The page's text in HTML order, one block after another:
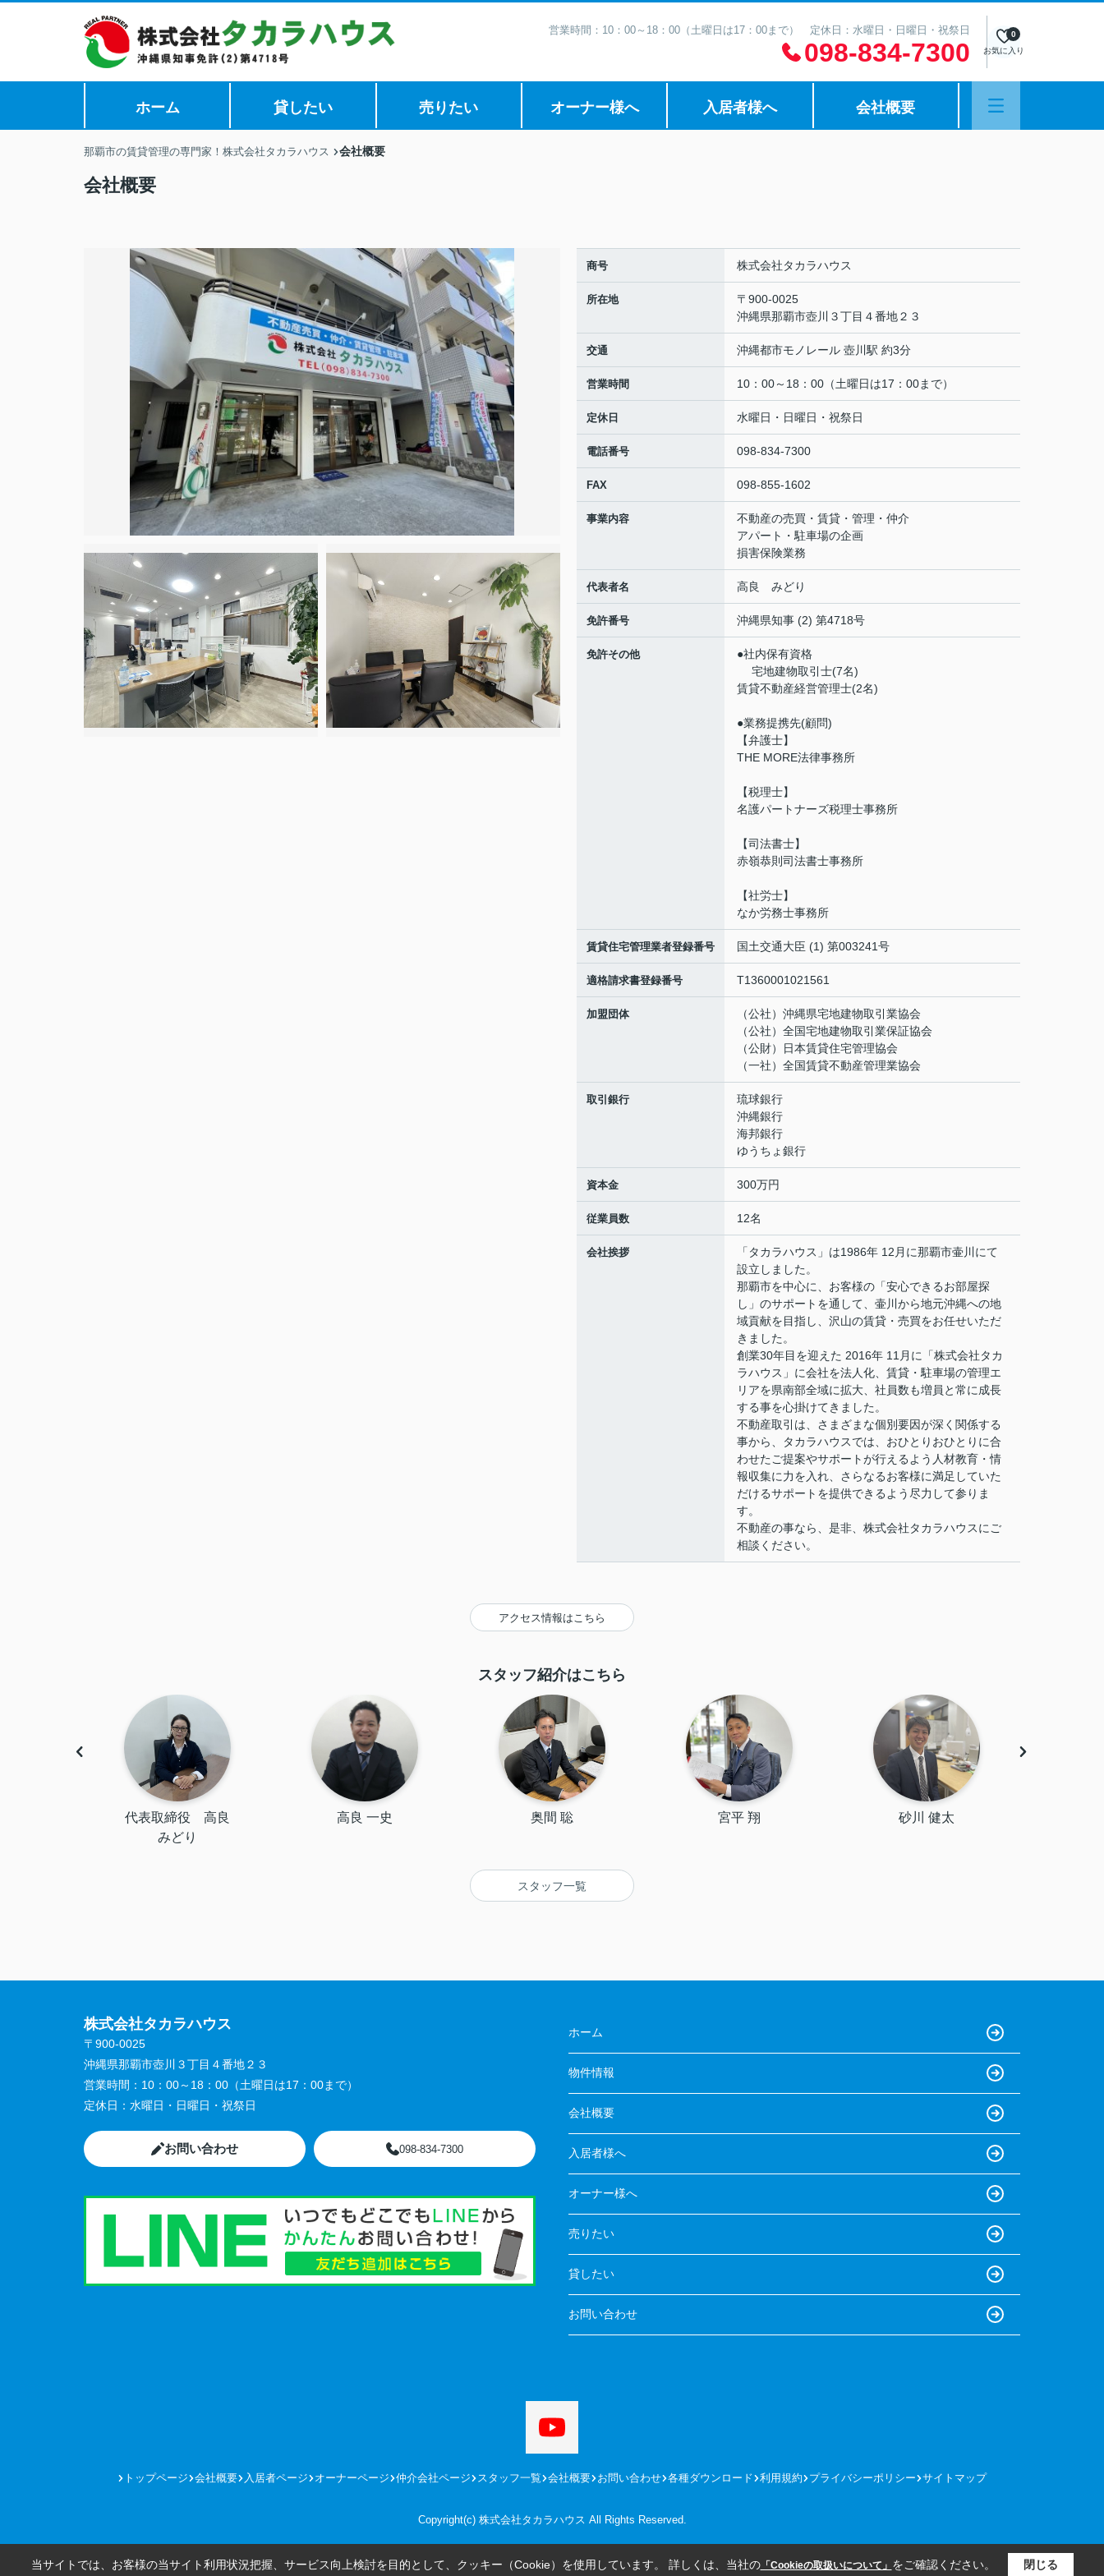
営業時間：10：00～18：00（土曜日は17：00まで） 定休日：水曜日・日曜日・祝祭日
098-834-7300 お気に入り
0
ホーム 貸したい 売りたい オーナー様へ 入居者様へ 会社概要
那覇市の賃貸管理の専門家！株式会社タカラハウス 会社概要
会社概要
商号 株式会社タカラハウス
所在地
〒900-0025
沖縄県那覇市壺川３丁目４番地２３
交通 沖縄都市モノレール 壺川駅 約3分
営業時間 10：00～18：00（土曜日は17：00まで）
定休日 水曜日・日曜日・祝祭日
電話番号 098-834-7300
FAX 098-855-1602
事業内容
不動産の売買・賃貸・管理・仲介
アパート・駐車場の企画
損害保険業務
代表者名 高良 みどり
免許番号 沖縄県知事 (2) 第4718号
免許その他
●社内保有資格
宅地建物取引士(7名)
賃貸不動産経営管理士(2名)
●業務提携先(顧問)
【弁護士】
THE MORE法律事務所
【税理士】
名護パートナーズ税理士事務所
【司法書士】
赤嶺恭則司法書士事務所
【社労士】
なか労務士事務所
賃貸住宅管理業者登録番号 国土交通大臣 (1) 第003241号
適格請求書登録番号 T1360001021561
加盟団体
（公社）沖縄県宅地建物取引業協会
（公社）全国宅地建物取引業保証協会
（公財）日本賃貸住宅管理協会
（一社）全国賃貸不動産管理業協会
取引銀行
琉球銀行
沖縄銀行
海邦銀行
ゆうちょ銀行
資本金 300万円
従業員数 12名
会社挨拶
「タカラハウス」は1986年 12月に那覇市壷川にて
設立しました。
那覇市を中心に、お客様の「安心できるお部屋探
し」のサポートを通して、壷川から地元沖縄への地
域貢献を目指し、沢山の賃貸・売買をお任せいただ
きました。
創業30年目を迎えた 2016年 11月に「株式会社タカ
ラハウス」に会社を法人化、賃貸・駐車場の管理エ
リアを県南部全域に拡大、社員数も増員と常に成長
する事を心掛けてきました。
不動産取引は、さまざまな個別要因が深く関係する
事から、タカラハウスでは、おひとりおひとりに合
わせたご提案やサポートが行えるよう人材教育・情
報収集に力を入れ、さらなるお客様に満足していた
だけるサポートを提供できるよう尽力して参りま
す。
不動産の事なら、是非、株式会社タカラハウスにご
相談ください。
アクセス情報はこちら
スタッフ紹介はこちら
代表取締役 高良
みどり
高良 一史 奥間 聡 宮平 翔 砂川 健太
スタッフ一覧
株式会社タカラハウス
〒900-0025
沖縄県那覇市壺川３丁目４番地２３
営業時間： 10：00～18：00（土曜日は17：00まで）
定休日： 水曜日・日曜日・祝祭日
お問い合わせ 098-834-7300
ホーム
物件情報
会社概要
入居者様へ
オーナー様へ
売りたい
貸したい
お問い合わせ
トップページ 会社概要 入居者ページ オーナーページ 仲介会社ページ スタッフ一覧 会社概要 お問い合わせ 各種ダウンロード 利用規約 プライバシーポリシー サイトマップ
Copyright(c) 株式会社タカラハウス All Rights Reserved.
当サイトでは、お客様の当サイト利用状況把握、サービス向上検討を目的として、クッキー（Cookie）を使用しています。 詳しくは、当社の「Cookieの取扱いについて」 をご確認ください。 閉じる